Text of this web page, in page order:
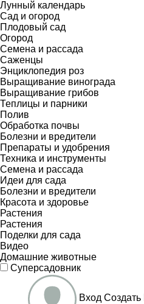
Лунный календарь
Сад и огород
Плодовый сад
Огород
Семена и рассада
Саженцы
Энциклопедия роз
Выращивание винограда
Выращивание грибов
Теплицы и парники
Полив
Обработка почвы
Болезни и вредители
Препараты и удобрения
Техника и инструменты
Семена и рассада
Идеи для сада
Болезни и вредители
Красота и здоровье
Растения
Растения
Поделки для сада
Видео
Домашние животные
Суперсадовник
Вход Создать